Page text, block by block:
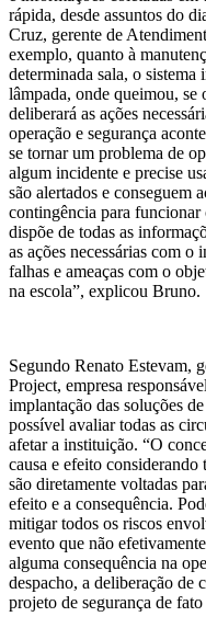
rápida, desde assuntos do
Cruz, gerente de
exemplo, quanto à
determinada sala, o
lâmpada, onde queimou, se
deliberará as ações
operação e segurança
se tornar um problema de
algum incidente e precise
são alertados e conseguem
contingência para funcionar
dispõe de todas as
as ações necessárias com
falhas e ameaças com o
na escola”, explicou Bruno.
Segundo Renato Estevam,
Project, empresa
implantação das soluções
possível avaliar todas as
afetar a instituição. “O
causa e efeito
são diretamente voltadas
efeito e a consequência.
mitigar todos os riscos
evento que não
alguma consequência na
despacho, a deliberação de
projeto de segurança de